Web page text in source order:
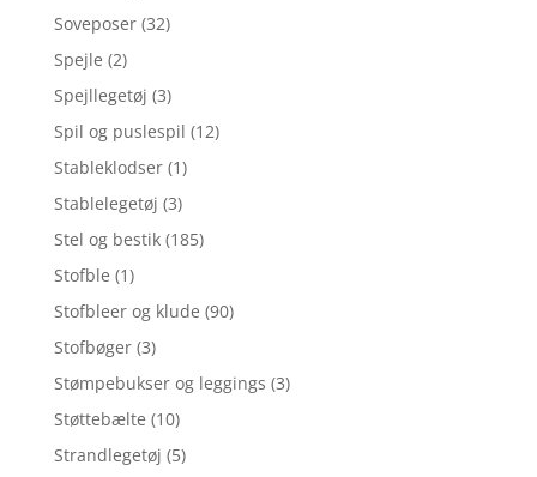
Soveposer (32)
Spejle (2)
Spejllegetøj (3)
Spil og puslespil (12)
Stableklodser (1)
Stablelegetøj (3)
Stel og bestik (185)
Stofble (1)
Stofbleer og klude (90)
Stofbøger (3)
Stømpebukser og leggings (3)
Støttebælte (10)
Strandlegetøj (5)